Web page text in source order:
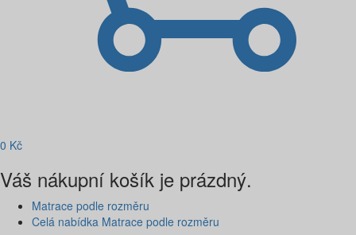
0 Kč
Váš nákupní košík je prázdný.
Matrace podle rozměru
Celá nabídka Matrace podle rozměru